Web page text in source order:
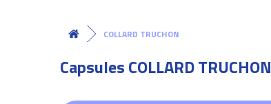
COLLARD TRUCHON
Capsules COLLARD TRUCHON